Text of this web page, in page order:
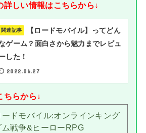
詳しい情報はこちらから↓
関連記事
【ロードモバイル】ってどん
ゲーム？面白さから魅力までレビュ
した！
2022.06.27
ちらから↓
ードモバイル:オンラインキング
ム戦争&ヒーローRPG